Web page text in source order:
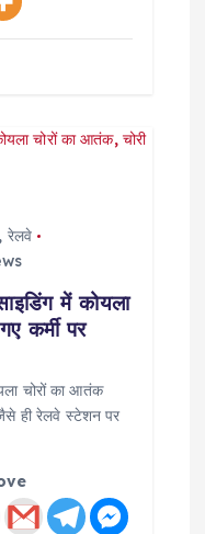
, रेलवे
में कोयला
कर्मी पर
चोरों का आतंक
ही रेलवे स्टेशन पर